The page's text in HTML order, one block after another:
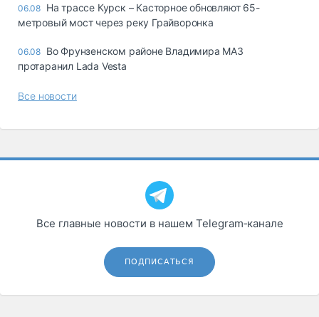
06.08 На трассе Курск – Касторное обновляют 65-
метровый мост через реку Грайворонка
06.08 Во Фрунзенском районе Владимира МАЗ
протаранил Lada Vesta
Все новости
Все главные новости в нашем Telegram‑канале
ПОДПИСАТЬСЯ